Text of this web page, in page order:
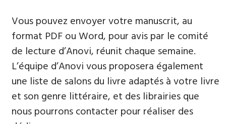
Vous pouvez envoyer votre manuscrit, au
format PDF ou Word, pour avis par le comité
de lecture d’Anovi, réunit chaque semaine.
L’équipe d’Anovi vous proposera également
une liste de salons du livre adaptés à votre livre
et son genre littéraire, et des librairies que
nous pourrons contacter pour réaliser des